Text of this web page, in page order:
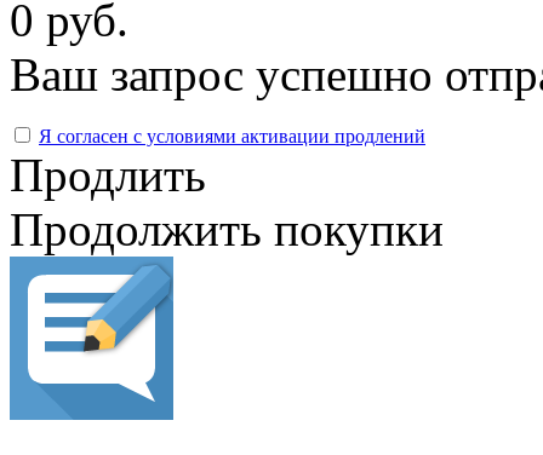
0 руб.
Ваш запрос успешно
Я согласен с условиями активации продлений
Продлить
Продолжить покупки